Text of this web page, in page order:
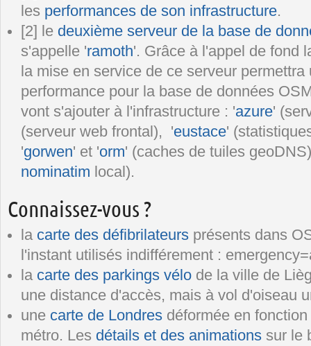
les performances de son infrastructure.
[2] le deuxième serveur de la base de
s'appelle 'ramoth'. Grâce à l'appel de fond
la mise en service de ce serveur
performance pour la base de données
vont s'ajouter à l'infrastructure : 'azure'
(serveur web frontal), 'eustace'
'gorwen' et 'orm' (caches de tuiles
nominatim local).
Connaissez-vous ?
la carte des défibrilateurs présents dans
l'instant utilisés indifférement :
la carte des parkings vélo de la ville de
une distance d'accès, mais à vol d'oiseau
une carte de Londres déformée en
métro. Les détails et des animations sur le